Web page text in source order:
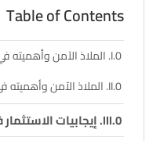
Table of Contents
الملاذ الآمن وأهميته
الملاذ الآمن وأهميته
إيجابيات